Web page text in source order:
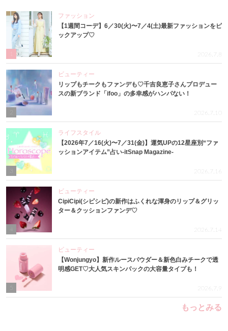
ファッション
【1週間コーデ】6／30(火)〜7／4(土)最新ファッションをピ
ックアップ♡
2026.7.8
ビューティー
リップもチークもファンデも♡千吉良恵子さんプロデュー
スの新ブランド「ifoo」の多幸感がハンパない！
2026.7.10
3
ライフスタイル
【2026年7／16(火)〜7／31(金)】運気UPの12星座別“ファ
ッションアイテム”占い-itSnap Magazine-
2026.7.16
4
ビューティー
CipiCipi(シピシピ)の新作はふくれな渾身のリップ＆グリッ
ター＆クッションファンデ♡
2026.7.14
ビューティー
【Wonjungyo】新作ルースパウダー＆新色白みチークで透
明感GET♡大人気スキンパックの大容量タイプも！
2026.7.9
もっとみる